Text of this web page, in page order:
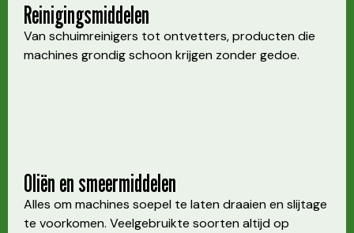
Reinigingsmiddelen
Van schuimreinigers tot ontvetters, producten die
machines grondig schoon krijgen zonder gedoe.
Oliën en smeermiddelen
Alles om machines soepel te laten draaien en slijtage
te voorkomen. Veelgebruikte soorten altijd op